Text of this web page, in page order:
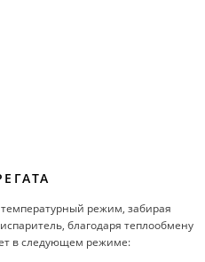
режим, забирая
благодаря теплообмену
в следующем режиме: